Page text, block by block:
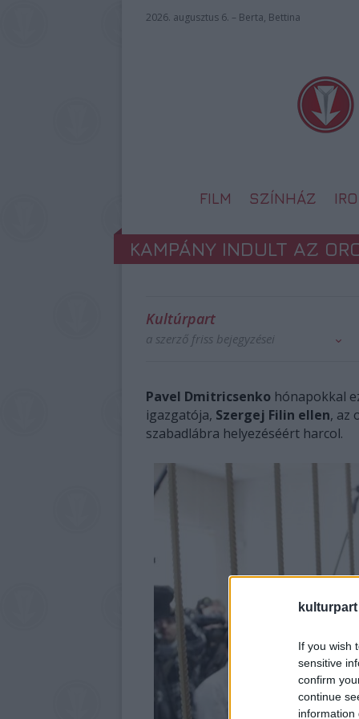
kulturpart
If you wish
sensitive
confirm
continue
information
2026. augusztus 6. – Berta, Bettina
FILM SZÍNHÁZ
KAMPÁNY INDULT AZ
Kultúrpart
a szerző friss bejegyzései
Pavel Dmitricsenko hónapokkal
igazgatója, Szergej Filin ellen, az
szabadlábra helyezéséért harcol.